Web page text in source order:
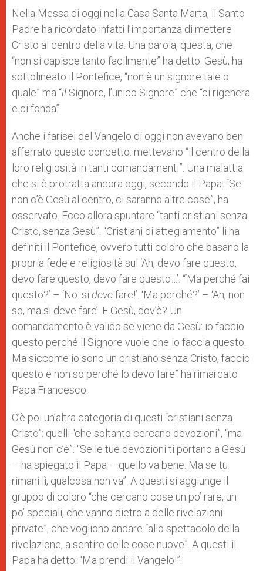
Nella Messa di oggi nella Casa Santa Marta, il Santo
Padre ha ricordato infatti l’importanza di mettere
Cristo al centro della vita. Una parola, questa, che
“non si capisce tanto facilmente” ha detto. Gesù, ha
sottolineato il Pontefice, “non è un signore tale o
quale” ma “il Signore, l’unico Signore” che “ci rigenera
e ci fonda”.
Anche i farisei del Vangelo di oggi non avevano ben
afferrato questo concetto: mettevano “il centro della
loro religiosità in tanti comandamenti”. Una malattia
che si è protratta ancora oggi, secondo il Papa: “Se
non c’è Gesù al centro, ci saranno altre cose”, ha
osservato. Ecco allora spuntare “tanti cristiani senza
Cristo, senza Gesù”. “Cristiani di attegiamento” li ha
definiti il Pontefice, ovvero tutti coloro che basano la
propria fede e religiosità sul ‘Ah, devo fare questo,
devo fare questo, devo fare questo…’. “‘Ma perché fai
questo?’ – ‘No: si devefare!’. ‘Ma perché?’ – ‘Ah, non
so, ma si deve fare’. E Gesù, dov’è? Un
comandamento è valido se viene da Gesù: io faccio
questo perché il Signore vuole che io faccia questo.
Ma siccome io sono un cristiano senza Cristo, faccio
questo e non so perché lo devo fare” ha rimarcato
Papa Francesco.
C’è poi un’altra categoria di questi “cristiani senza
Cristo”: quelli “che soltanto cercano devozioni”, “ma
Gesù non c’è”. “Se le tue devozioni ti portano a Gesù
– ha spiegato il Papa – quello va bene. Ma se tu
rimani lì, qualcosa non va”. A questi si aggiunge il
gruppo di coloro “che cercano cose un po’ rare, un
po’ speciali, che vanno dietro a delle rivelazioni
private”, che vogliono andare “allo spettacolo della
rivelazione, a sentire delle cose nuove”. A questi il
Papa ha detto: “Ma prendi il Vangelo!”: